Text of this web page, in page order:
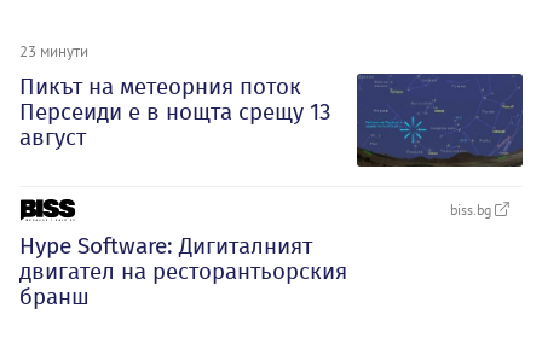
23 минути
Пикът на метеорния поток
Персеиди е в нощта срещу 13
август
biss.bg
Hype Software: Дигиталният
двигател на ресторантьорския
бранш